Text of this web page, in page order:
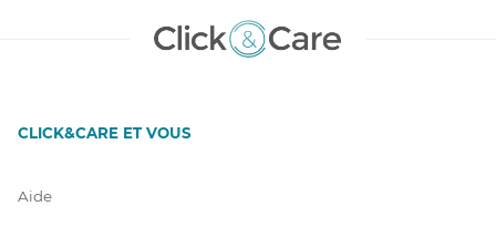
CLICK&CARE ET VOUS
Aide